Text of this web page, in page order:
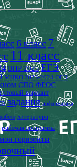
6 класс 7
11 класс
ВПР 2025 ЕГЭ
МЦКО 2023-2024 ОГЭ
СПО ФГОС
готовый вариант
задания информатика
литература
рабочая программа
горизонты